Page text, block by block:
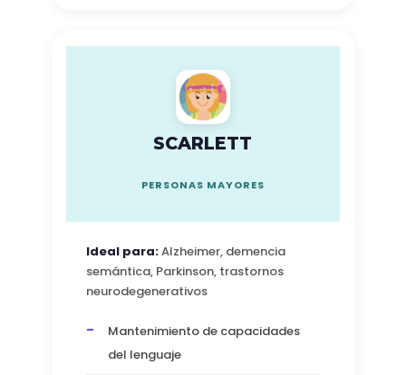
SCARLETT
PERSONAS MAYORES
Ideal para:Alzheimer, demencia
semántica, Parkinson, trastornos
neurodegenerativos
Mantenimiento de capacidades
del lenguaje